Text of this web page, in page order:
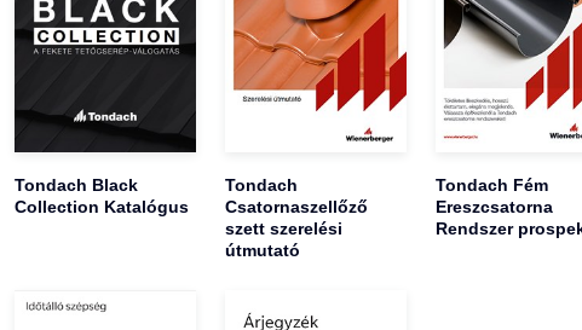
Tondach Black
Collection Katalógus
Tondach
Csatornaszellőző
szett szerelési
útmutató
Tondach Fém
Ereszcsatorna
Rendszer